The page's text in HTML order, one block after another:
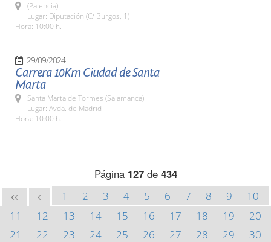
(Palencia)
Lugar: Diputación (C/ Burgos, 1)
Hora: 10:00 h.
29/09/2024
Carrera 10Km Ciudad de Santa
Marta
Santa Marta de Tormes (Salamanca)
Lugar: Avda. de Madrid
Hora: 10:00 h.
Página 127de 434
<< < 1 2 3 4 5 6 7 8 9
10
11
12 13 14 15 16 17 18 19
20
21
22 23 24 25 26 27 28 29
30